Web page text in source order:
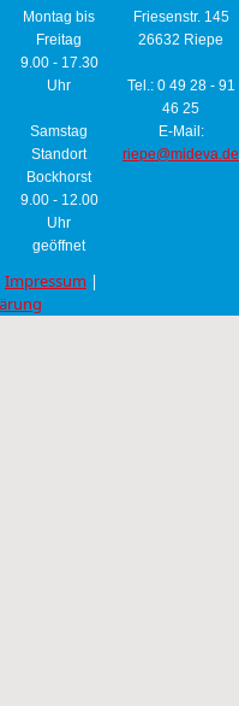
Montag bis
Freitag
9.00 - 17.30
Uhr
Samstag
Standort
Bockhorst
9.00 - 12.00
Uhr
geöffnet
Friesenstr. 145
26632 Riepe
Tel.: 0 49 28 - 91
46 25
E-Mail:
riepe@mideva.de
Impressum |